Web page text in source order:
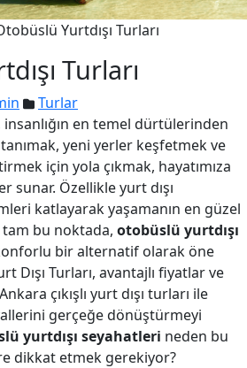
Yurtdışı Turları
Turları
Turlar
en temel dürtülerinden
yeni yerler keşfetmek ve
için yola çıkmak, hayatımıza
sunar. Özellikle yurt dışı
katlayarak yaşamanın en güzel
bu noktada, otobüslü yurtdışı
bir alternatif olarak öne
Dışı Turları, avantajlı fiyatlar ve
çıkışlı yurt dışı turları ile
gerçeğe dönüştürmeyi
yurtdışı seyahatleri neden bu
dikkat etmek gerekiyor?